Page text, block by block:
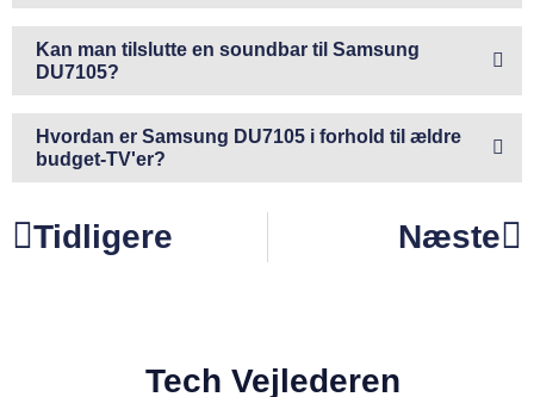
Kan man tilslutte en soundbar til Samsung
DU7105?
Hvordan er Samsung DU7105 i forhold til ældre
budget-TV'er?
Tidligere Næste
Tech Vejlederen